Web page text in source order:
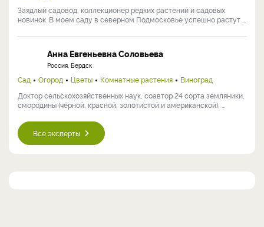
Заядлый садовод, коллекционер редких растений и садовых
новинок. В моем саду в северном Подмосковье успешно растут ...
Анна Евгеньевна Соловьева
Россия, Бердск
Сад Огород Цветы Комнатные растения
Виноград
Доктор сельскохозяйственных наук, соавтор 24 сорта земляники,
смородины (чёрной, красной, золотистой и американской), ...
Все эксперты